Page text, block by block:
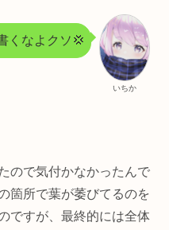
いちか
くなよクソ💢
ので気付かなかったんで
箇所で葉が萎びてるのを
ですが、最終的には全体